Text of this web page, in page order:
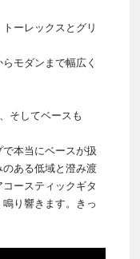
ーレックスとグリ
モダンまで幅広く
そしてベースも
本当にベースが扱
ある低域と澄み渡
ースティックギタ
り響きます。きっ